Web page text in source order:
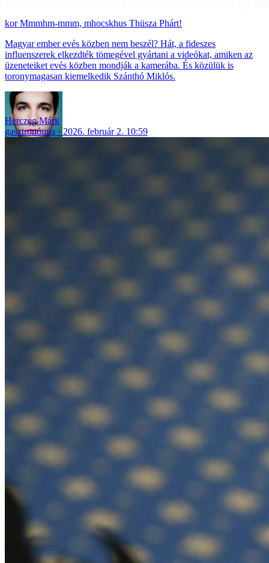
Mmmhm-mmm, mhocskhus Thüsza Phárt!
Magyar ember evés közben nem beszél? Hát, a fideszes
influenszerek elkezdték tömegével gyártani a videókat, amiken az
üzeneteiket evés közben mondják a kamerába. És közülük is
toronymagasan kiemelkedik Szánthó Miklós.
Herczeg Márk
gasztronómia
2026. február 2. 10:59